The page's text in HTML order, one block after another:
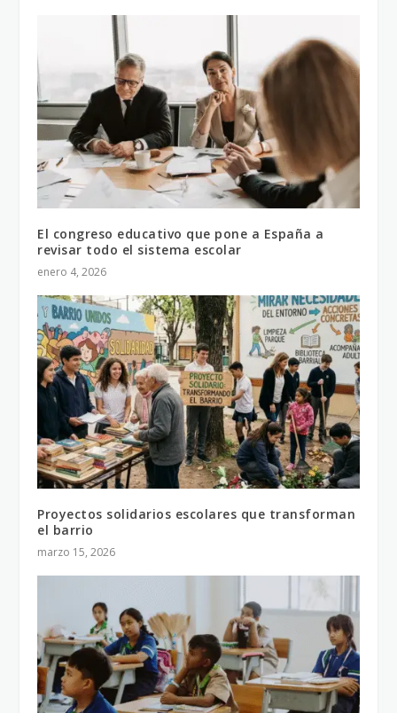
El congreso educativo que pone a España a
revisar todo el sistema escolar
enero 4, 2026
Proyectos solidarios escolares que transforman
el barrio
marzo 15, 2026